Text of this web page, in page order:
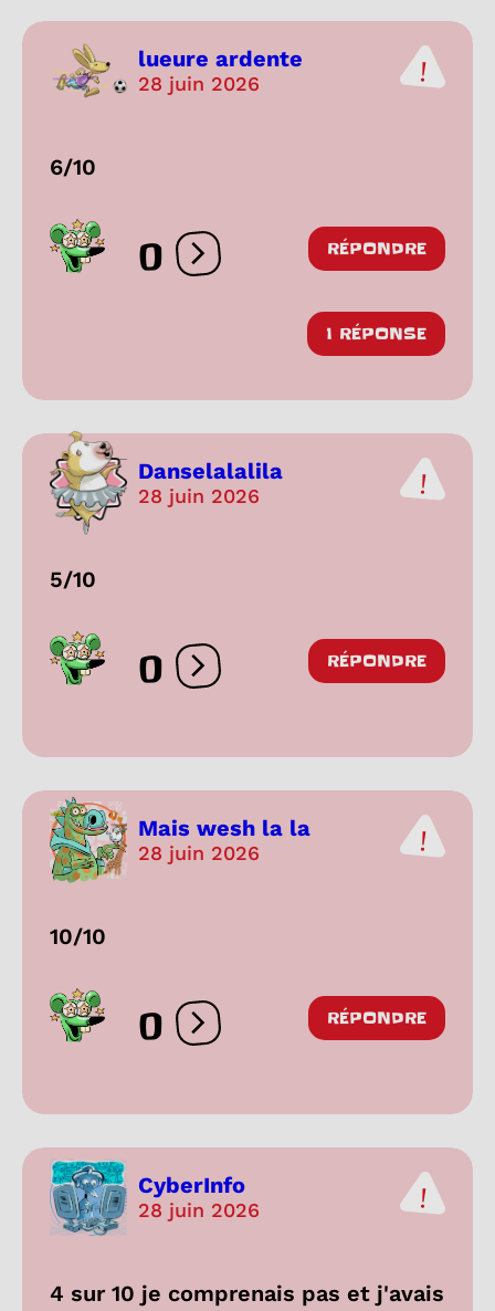
lueure ardente
28 juin 2026
6/10
0 Ouvrir les réactions
RÉPONDRE
1 RÉPONSE
Danselalalila
28 juin 2026
5/10
0 Ouvrir les réactions
RÉPONDRE
Mais wesh la la
28 juin 2026
10/10
0 Ouvrir les réactions
RÉPONDRE
CyberInfo
28 juin 2026
4 sur 10 je comprenais pas et j'avais